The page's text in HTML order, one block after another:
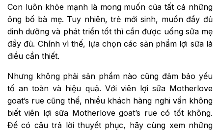
Con luôn khỏe mạnh là mong muốn của tất cả những
ông bố bà mẹ. Tuy nhiên, trẻ mới sinh, muốn đầy đủ
dinh dưỡng và phát triển tốt thì cần được uống sữa mẹ
đầy đủ. Chính vì thế, lựa chọn các sản phẩm lợi sữa là
điều cần thiết.
Nhưng không phải sản phẩm nào cũng đảm bảo yếu
tố an toàn và hiệu quả. Với viên lợi sữa Motherlove
goat’s rue cũng thế, nhiều khách hàng nghi vấn không
biết viên lợi sữa Motherlove goat’s rue có tốt không.
Để có câu trả lời thuyết phục, hãy cùng xem những